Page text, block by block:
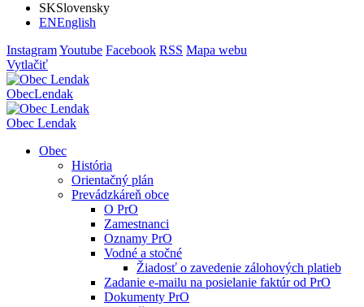
SKSlovensky
ENEnglish
InstagramYoutube Facebook RSS Mapa webu
Vytlačiť
ObecLendak
Obec Lendak
Obec
História
Orientačný plán
Prevádzkáreň obce
O PrO
Zamestnanci
Oznamy PrO
Vodné a stočné
Žiadosť o zavedenie zálohových platieb
Zadanie e-mailu na posielanie faktúr od PrO
Dokumenty PrO